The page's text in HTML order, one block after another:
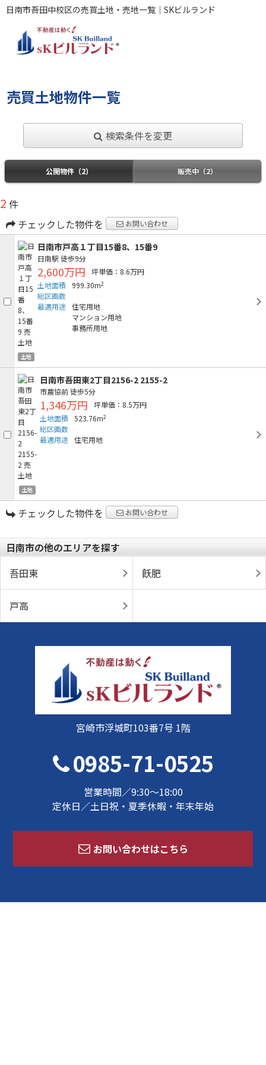
日南市吾田中校区の売買土地・売地一覧｜SKビルランド
売買土地物件一覧
検索条件を変更
公開物件（2） 販売中（2）
2 件
チェックした物件を
お問い合わせ
土地
日南市戸高１丁目15番8、15番9
日南駅 徒歩9分
2,600万円
坪単価：8.6万円
土地面積
999.30m2
総区画数
最適用途 住宅用地
マンション用地
事務所用地
土地
日南市吾田東2丁目2156-2 2155-2
市農協前徒歩5分
1,346万円
坪単価：8.5万円
土地面積
523.76m2
総区画数
最適用途 住宅用地
チェックした物件を お問い合わせ
日南市の他のエリアを探す
吾田東
飫肥
戸高
宮崎市浮城町103番7号 1階
0985-71-0525
営業時間／9:30～18:00
定休日／土日祝・夏季休暇・年末年始
お問い合わせはこちら